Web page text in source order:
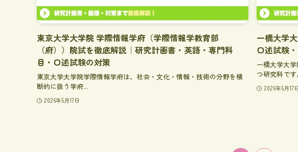
東京大学大学院 学際情報学府（学際情報学教育部
（府））院試を徹底解説｜研究計画書・英語・専門科
目・口述試験の対策
東京大学大学院学際情報学府は、社会・文化・情報・技術の分野を横
断的に扱う学府...
2026年5月17日
一橋大学
口述試験
一橋大学大
つ研究科です
2026年5月17日